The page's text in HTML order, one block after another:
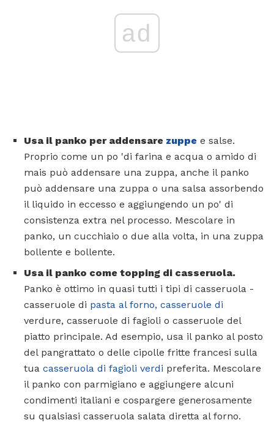
ad
Usa il panko per addensare zuppe e salse.
Proprio come un po 'di farina e acqua o amido di
mais può addensare una zuppa, anche il panko
può addensare una zuppa o una salsa assorbendo
il liquido in eccesso e aggiungendo un po' di
consistenza extra nel processo. Mescolare in
panko, un cucchiaio o due alla volta, in una zuppa
bollente e bollente.
Usa il panko come topping di casseruola.
Panko è ottimo in quasi tutti i tipi di casseruola -
casseruole di pasta al forno, casseruole di
verdure, casseruole di fagioli o casseruole del
piatto principale. Ad esempio, usa il panko al posto
del pangrattato o delle cipolle fritte francesi sulla
tua casseruola di fagioli verdi preferita. Mescolare
il panko con parmigiano e aggiungere alcuni
condimenti italiani e cospargere generosamente
su qualsiasi casseruola salata diretta al forno.